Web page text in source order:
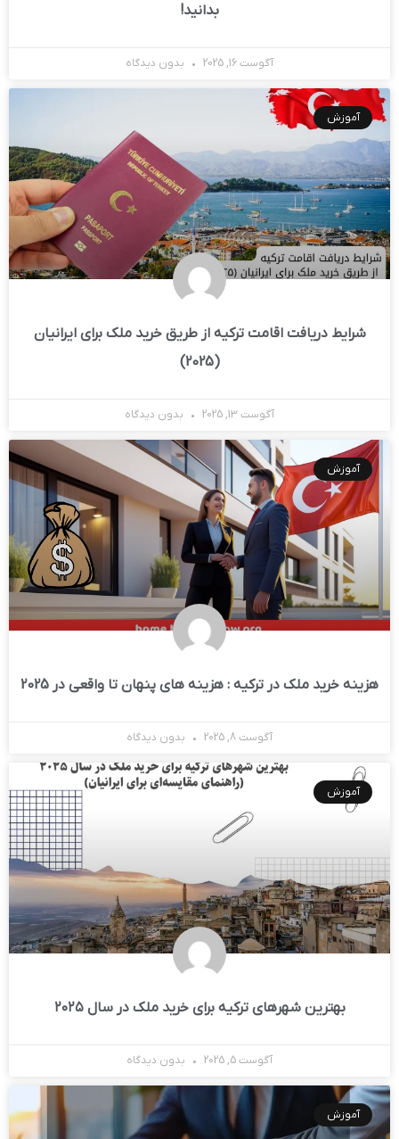
بدانید!
آگوست 16, 2025 بدون دیدگاه
آموزش
شرایط دریافت اقامت ترکیه از طریق خرید ملک برای ایرانیان
(2025)
آگوست 13, 2025 بدون دیدگاه
آموزش
هزینه‌ خرید ملک در ترکیه : هزینه های پنهان تا واقعی در 2025
آگوست 8, 2025 بدون دیدگاه
آموزش
بهترین شهرهای ترکیه برای خرید ملک در سال ۲۰۲۵
آگوست 5, 2025 بدون دیدگاه
آموزش